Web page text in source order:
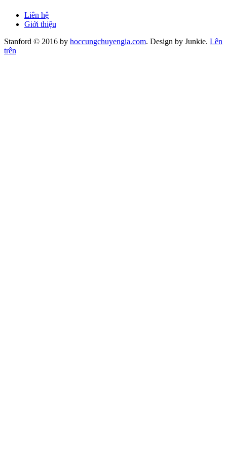
Liên hệ
Giới thiệu
Stanford © 2016 by hoccungchuyengia.com. Design by Junkie. Lên
trên